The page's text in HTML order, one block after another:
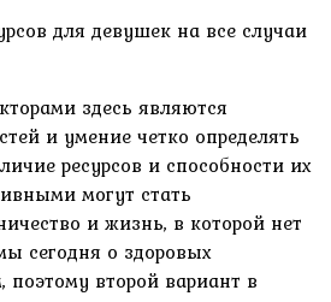
здесь являются
и умение четко определять
ресурсов и способности их
могут стать
и жизнь, в которой нет
сегодня о здоровых
поэтому второй вариант в